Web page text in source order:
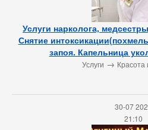
Услуги нарколога,
Снятие
запоя. Капельница
Услуги → Красота
30-07
21:10